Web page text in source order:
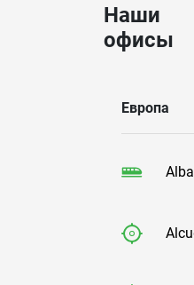
Наши
офисы
Европа